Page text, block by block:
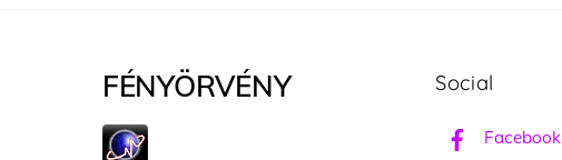
FÉNYÖRVÉNY Social
Facebook